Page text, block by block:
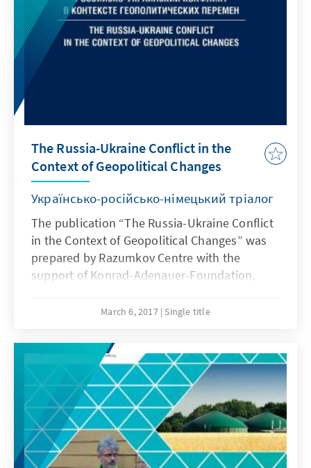
der Berichterstattung der politischen Parteien
über deren Finanzwesen sowie die
Funktionen der Kontrollbehörden und Bürger
zur Ausübung der Kontrolle über die
The Russia-Ukraine Conflict in the
Context of Geopolitical Changes
Українсько-російсько-німецький тріалог
The publication “The Russia-Ukraine Conflict
in the Context of Geopolitical Changes” was
prepared by Razumkov Centre with the
support of Konrad-Adenauer-Foundation,
March 6, 2017 Single title